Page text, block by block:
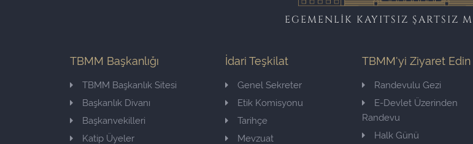
EGEMENLİK KAYITSIZ ŞARTSIZ
TBMM Başkanlığı
TBMM Başkanlık Sitesi
Başkanlık Divanı
Başkanvekilleri
Katip Üyeler
İdari Teşkilat
Genel Sekreter
Etik Komisyonu
Tarihçe
Mevzuat
TBMM'yi Ziyaret Edin
Randevulu Gezi
E-Devlet Üzerinden
Randevu
Halk Günü